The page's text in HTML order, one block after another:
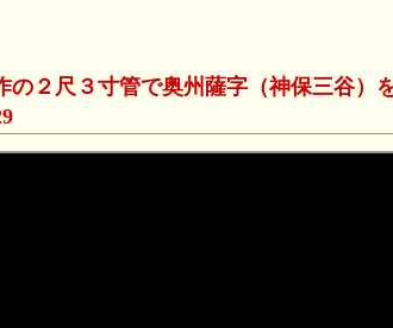
の２尺３寸管で奥州薩字（神保三谷）